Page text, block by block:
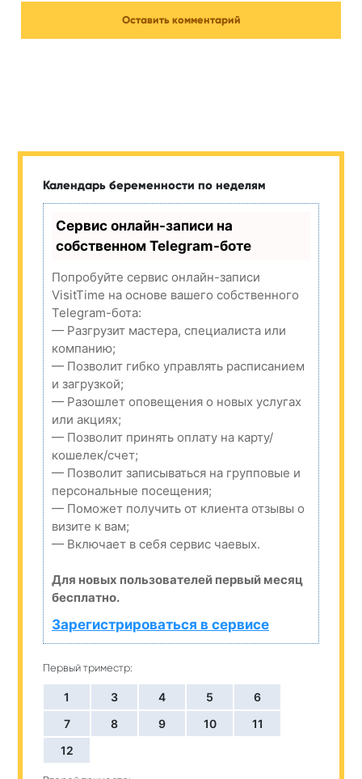
Календарь беременности по неделям
Сервис онлайн-записи на
собственном Telegram-боте
Попробуйте сервис онлайн-записи
VisitTime на основе вашего собственного
Telegram-бота:
— Разгрузит мастера, специалиста или
компанию;
— Позволит гибко управлять расписанием
и загрузкой;
— Разошлет оповещения о новых услугах
или акциях;
— Позволит принять оплату на карту/
кошелек/счет;
— Позволит записываться на групповые и
персональные посещения;
— Поможет получить от клиента отзывы о
визите к вам;
— Включает в себя сервис чаевых.
Для новых пользователей первый месяц
бесплатно.
Зарегистрироваться в сервисе
Первый триместр:
1 3 4 5
6
7
8 9 10
11
12